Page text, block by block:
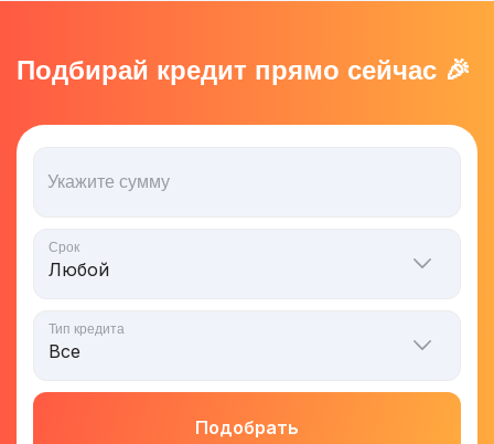
Подбирай кредит прямо сейчас 🎉
Укажите сумму
Срок
Тип кредита
Подобрать